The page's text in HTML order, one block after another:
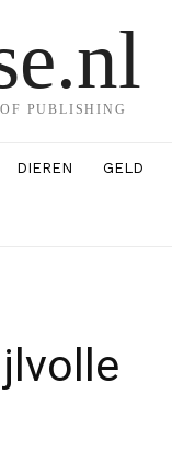
PUBLISHING
DIEREN GELD